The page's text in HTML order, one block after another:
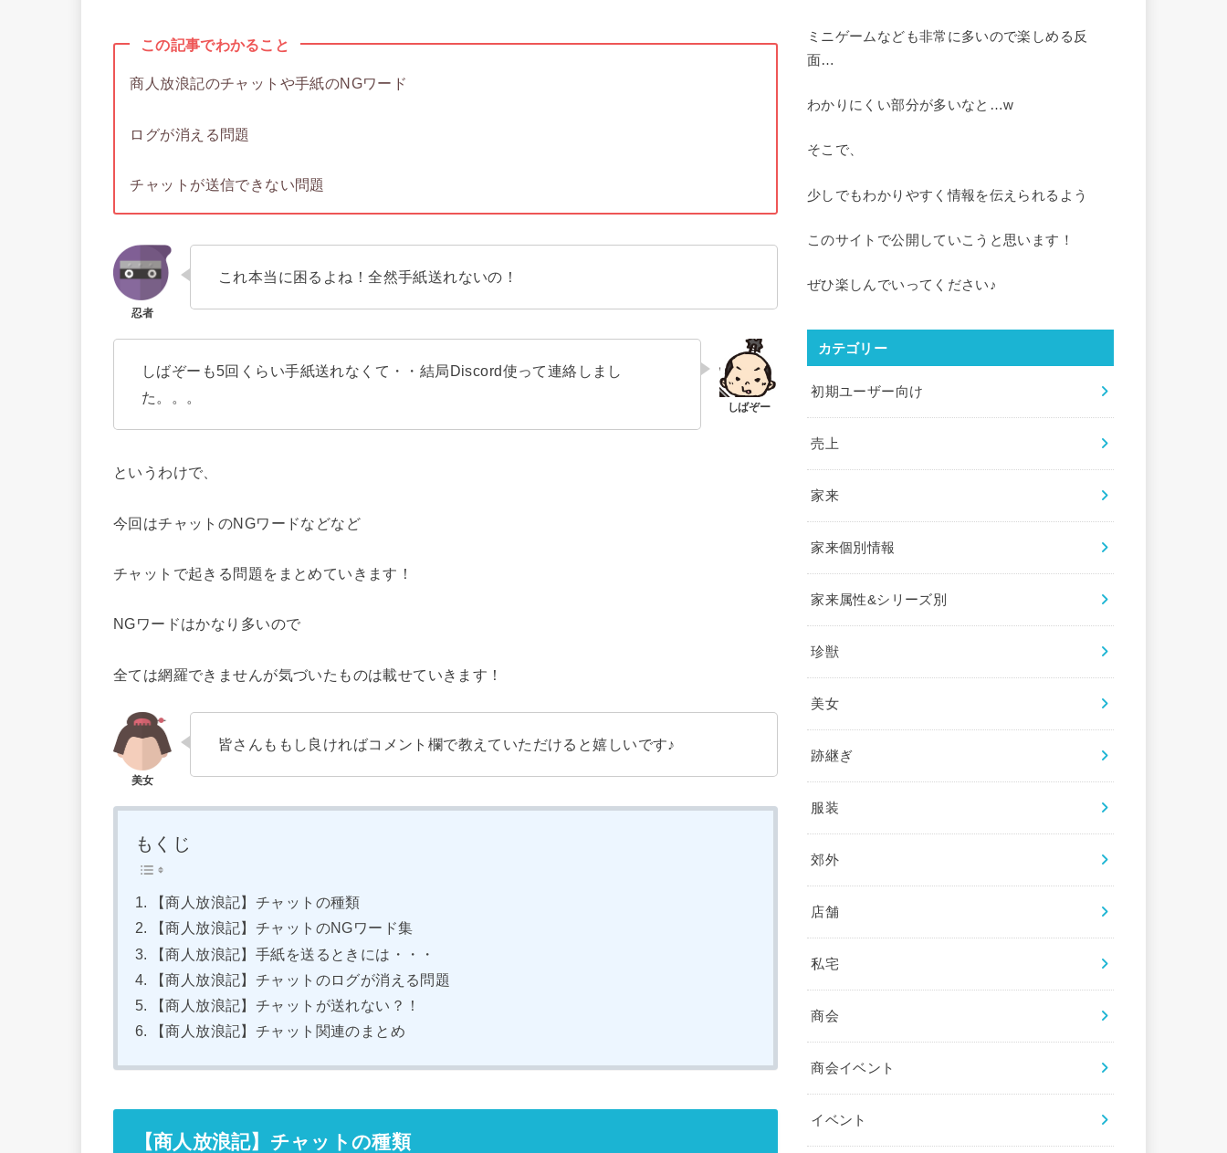
この記事でわかること
商人放浪記のチャットや手紙のNGワード
ログが消える問題
チャットが送信できない問題
これ本当に困るよね！全然手紙送れないの！
しばぞーも5回くらい手紙送れなくて・・結局Discord使って連絡しまし
た。。。
というわけで、
今回はチャットのNGワードなどなど
チャットで起きる問題をまとめていきます！
NGワードはかなり多いので
全ては網羅できませんが気づいたものは載せていきます！
皆さんももし良ければコメント欄で教えていただけると嬉しいです♪
もくじ
【商人放浪記】チャットの種類
【商人放浪記】チャットのNGワード集
【商人放浪記】手紙を送るときには・・・
【商人放浪記】チャットのログが消える問題
【商人放浪記】チャットが送れない？！
【商人放浪記】チャット関連のまとめ
【商人放浪記】チャットの種類
ミニゲームなども非常に多いので楽しめる反
面…
わかりにくい部分が多いなと…w
そこで、
少しでもわかりやすく情報を伝えられるよう
このサイトで公開していこうと思います！
ぜひ楽しんでいってください♪
カテゴリー
初期ユーザー向け
売上
家来
家来個別情報
家来属性&シリーズ別
珍獣
美女
跡継ぎ
服装
郊外
店舗
私宅
商会
商会イベント
イベント